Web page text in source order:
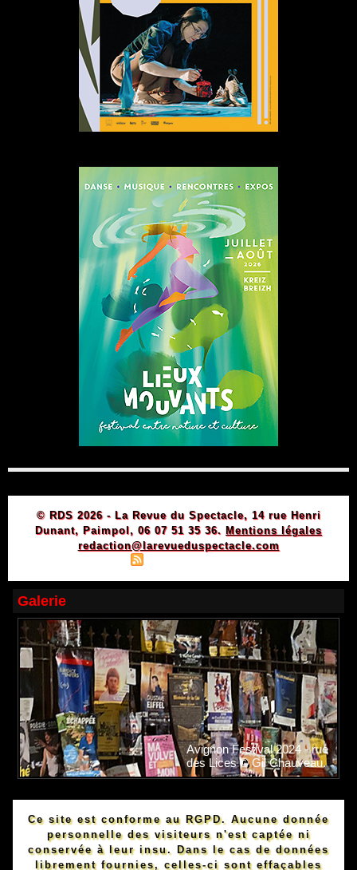
© RDS 2026 - La Revue du Spectacle, 14 rue Henri
Dunant, Paimpol, 06 07 51 35 36. Mentions légales
redaction@larevueduspectacle.com
Galerie
Avignon Festival 2024 - rue
des Lices © Gil Chauveau.
Ce site est conforme au RGPD. Aucune donnée
personnelle des visiteurs n'est captée ni
conservée à leur insu. Dans le cas de données
librement fournies, celles-ci sont effaçables